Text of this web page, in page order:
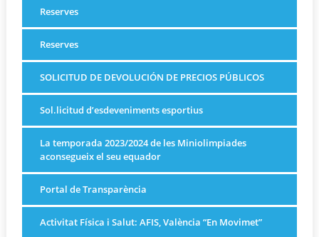
Reserves
Reserves
SOLICITUD DE DEVOLUCIÓN DE PRECIOS PÚBLICOS
Sol.licitud d’esdeveniments esportius
La temporada 2023/2024 de les Miniolimpiades
aconsegueix el seu equador
Portal de Transparència
Activitat Física i Salut: AFIS, València “En Movimet”